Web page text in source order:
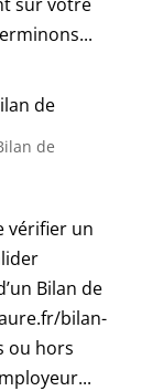
de
de
vérifier un
Bilan de
bilan-
ou hors